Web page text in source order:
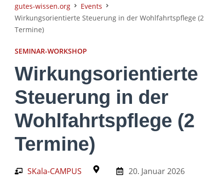
gutes-wissen.org
Events
Wirkungsorientierte Steuerung in der Wohlfahrtspflege (2
Termine)
SEMINAR-WORKSHOP
Wirkungsorientierte
Steuerung in der
Wohlfahrtspflege (2
Termine)
SKala-CAMPUS
20. Januar 2026